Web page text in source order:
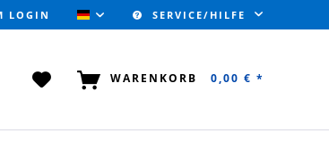
LOGIN VALVOTEC (DEUTSCH)
SERVICE/HILFE
WARENKORB 0,00 € *